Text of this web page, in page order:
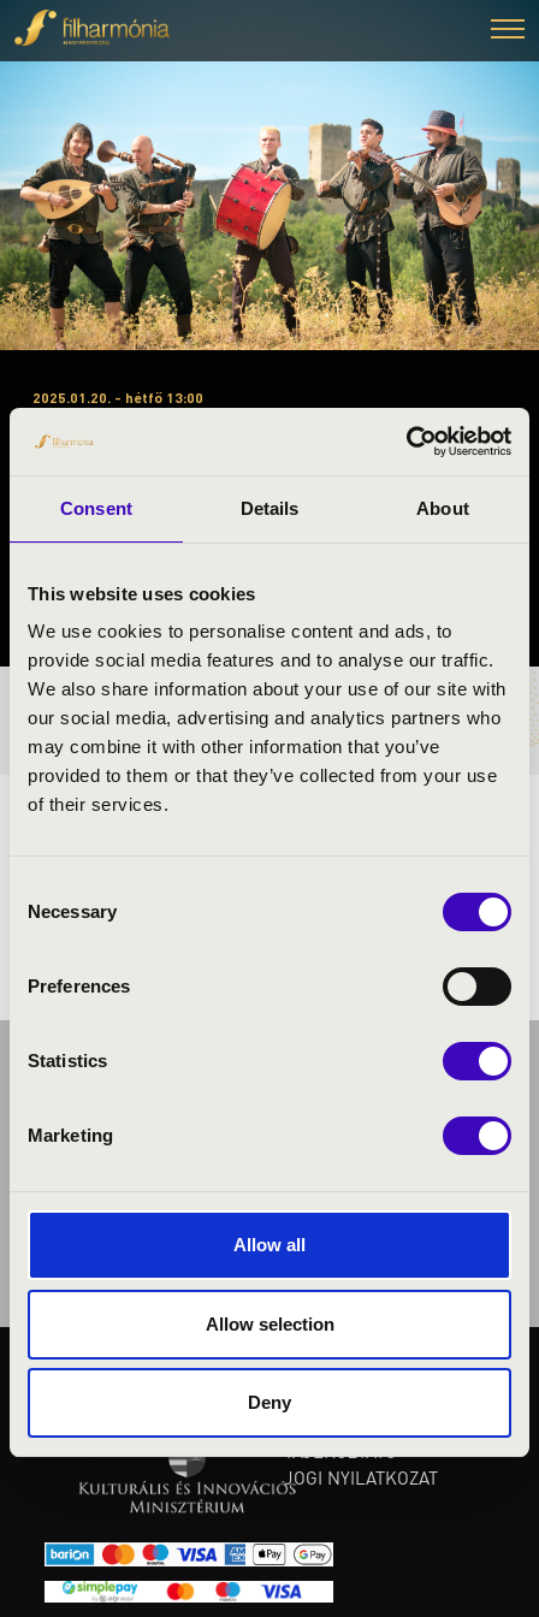
Consent Details About
This website uses cookies
We use cookies to personalise content and ads, to
provide social media features and to analyse our traffic.
We also share information about your use of our site with
our social media, advertising and analytics partners who
may combine it with other information that you’ve
provided to them or that they’ve collected from your use
of their services.
Selection
Necessary
Preferences
Statistics
Marketing
Allow all
Allow selection
Deny
2025.01.20. - hétfő 13:00
#ZENEÓRA - JÁSZ-NAGYKUN-
BORDÓ SÁRKÁNY
BÉRLET- ÉS JEGYÁRAK
KÖZÉRDEKŰ ADATOK
JOGI NYILATKOZAT